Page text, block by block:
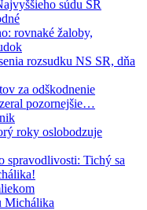
súdu SR
rovnaké žaloby,
rozsudku NS SR, dňa
za odškodnenie
pozornejšie…
roky oslobodzuje
spravodlivosti: Tichý sa
Michálika